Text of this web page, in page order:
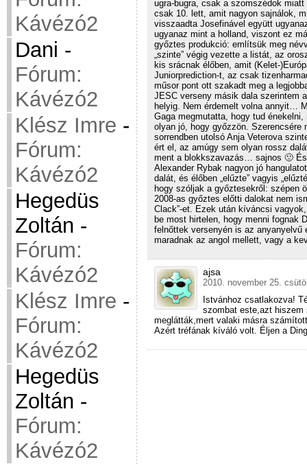
Kávézó2
Dani -
Fórum:
Kávézó2
Klész Imre -
Fórum:
Kávézó2
Hegedüs
Zoltán -
Fórum:
Kávézó2
Klész Imre -
Fórum:
Kávézó2
Hegedüs
Zoltán -
Fórum:
Kávézó2
ugra-bugra, csak a szomszédok
csak 10. lett, amit nagyon sajnálok,
visszaadta Josefinável együtt
ugyanaz mint a holland, viszont ez
győztes produkció: említsük meg
„szinte” végig vezette a listát, az
kis srácnak élőben, amit (Kelet-
Juniorprediction-t, az csak
műsor pont ott szakadt meg a
JESC verseny másik dala szerintem
helyig. Nem érdemelt volna annyit…
Gaga megmutatta, hogy tud
olyan jó, hogy győzzön. Szerencsére
sorrendben utolsó Anja Veterova
ért el, az amúgy sem olyan rossz
ment a blokkszavazás… sajnos 🙁
Alexander Rybak nagyon jó
dalát, és élőben „elűzte” vagyis
hogy szóljak a győztesekről: szépen
2008-as győztes előtti dalokat nem
Clack”-et. Ezek után kíváncsi
be most hirtelen, hogy menni fognak
felnőttek versenyén is az
maradnak az angol mellett, vagy a
ajsa
2010. november 25.
Istvánhoz csatlakozva!
szombat este,azt hiszem
meglátták,mert valaki másra
Azért tréfának kíváló volt. Éljen a